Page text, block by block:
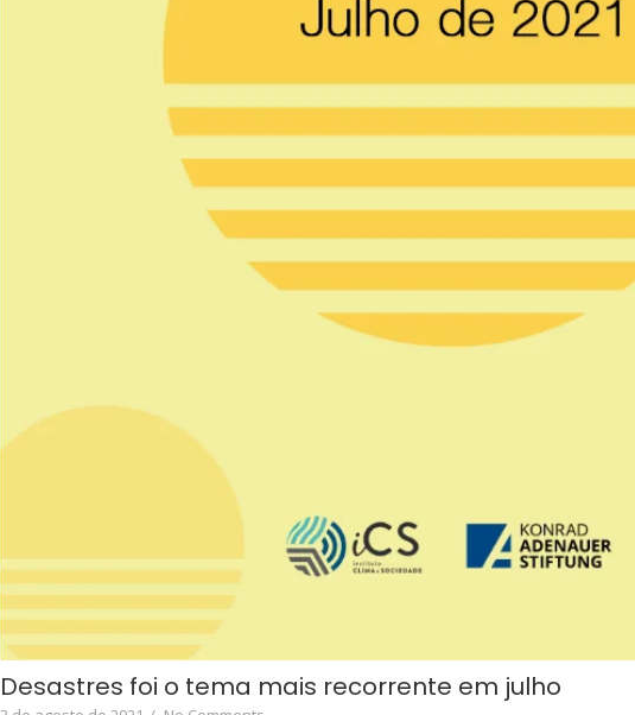
Desastres foi o tema mais recorrente em julho